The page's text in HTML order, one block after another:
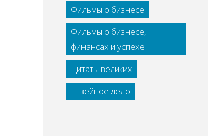
Фильмы о бизнесе
Фильмы о бизнесе,
финансах и успехе
Цитаты великих
Швейное дело